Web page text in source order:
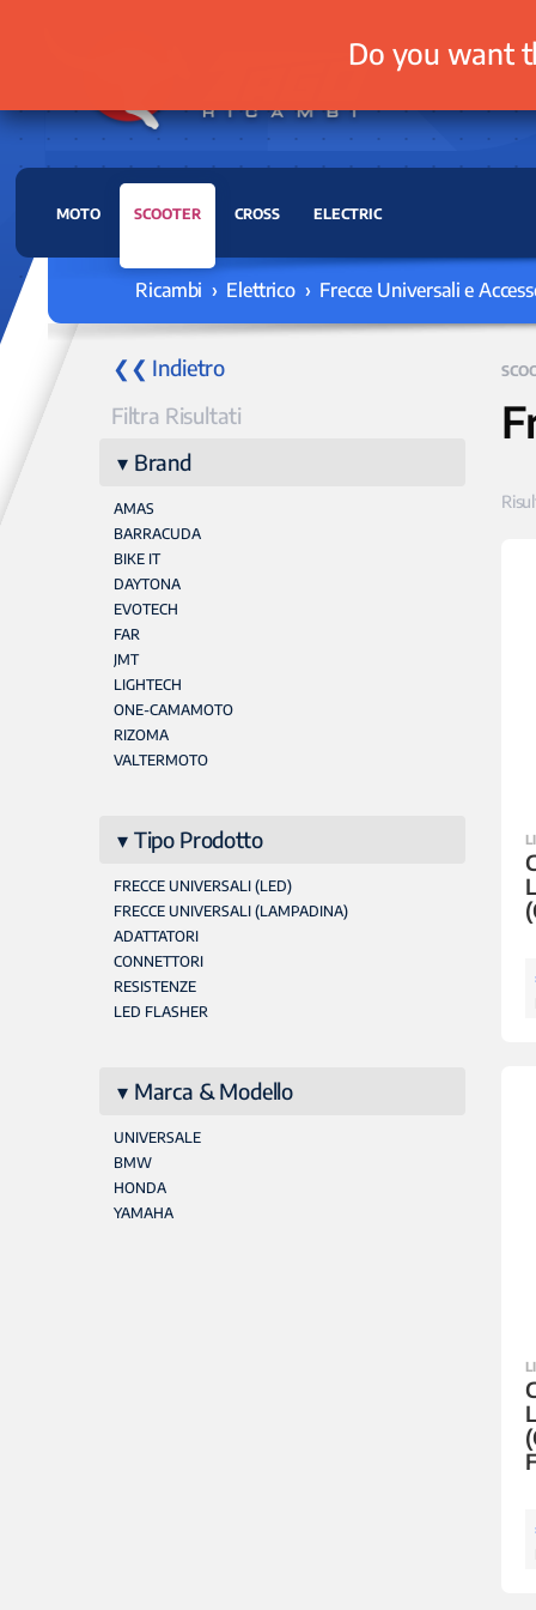
MOTO SCOOTER CROSS ELECTRIC
Ricambi › Elettrico › Frecce Universali e
❮❮ Indietro
Filtra Risultati
Brand
AMAS
BARRACUDA
BIKE IT
DAYTONA
EVOTECH
FAR
JMT
LIGHTECH
ONE-CAMAMOTO
RIZOMA
VALTERMOTO
Tipo Prodotto
FRECCE UNIVERSALI (LED)
FRECCE UNIVERSALI (LAMPADINA)
ADATTATORI
CONNETTORI
RESISTENZE
LED FLASHER
Marca & Modello
UNIVERSALE
BMW
HONDA
YAMAHA
Do you want